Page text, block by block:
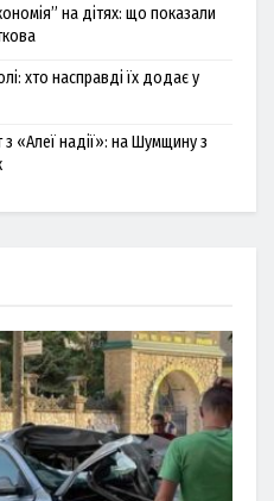
на дітях: що показали
хто насправді їх додає у
«Алеї надії»: на Шумщину з